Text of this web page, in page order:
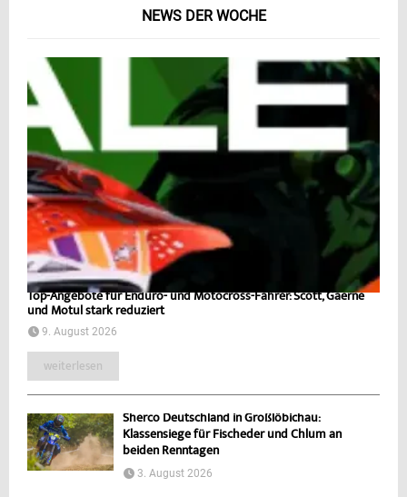
NEWS DER WOCHE
Top-Angebote für Enduro- und Motocross-Fahrer: Scott, Gaerne
und Motul stark reduziert
9. August 2026
weiterlesen
Sherco Deutschland in Großlöbichau:
Klassensiege für Fischeder und Chlum an
beiden Renntagen
3. August 2026